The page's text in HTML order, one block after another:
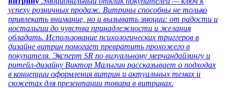
успеху розничных продаж. Витрины способны не только
привлекать внимание, но и вызывать эмоции: от радости и
ностальгии до чувства принадлежности и желания
обладать. Использование психологических триггеров в
дизайне витрин помогает превратить прохожего в
покупателя. Эксперт SR по визуальному мерчандайзингу и
ритейл-дизайну Виктор Малыгин рассказывает о подходах
в концепции оформления витрин и актуальных темах и
сюжетах для презентации товара в витринах.